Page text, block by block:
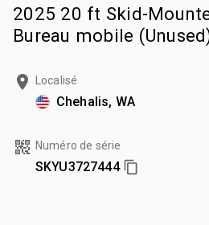
2025 20 ft Skid-
Bureau mobile
Localisé
Chehalis, WA
Numéro de série
SKYU3727444